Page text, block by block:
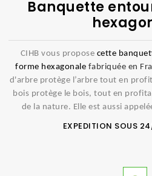
Banquette
CIHB vous propose cette
forme hexagonale fabriquée en
d'arbre protège l’arbre tout en
bois protège le bois, tout en
de la nature. Elle est aussi
EXPEDITION SOUS